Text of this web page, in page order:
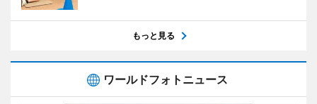
もっと見る
ワールドフォトニュース